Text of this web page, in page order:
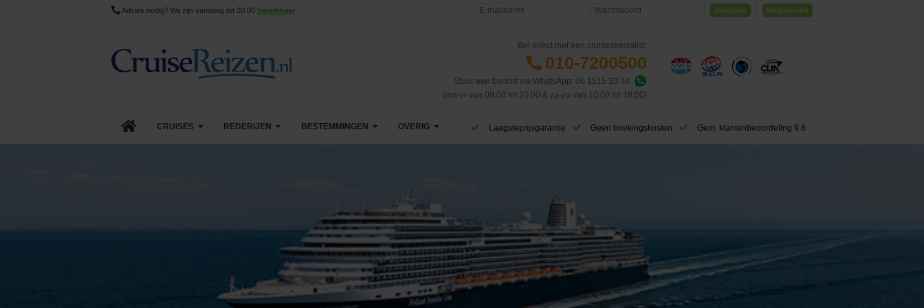
Advies nodig? Wij zijn vandaag tot 20:00 bereikbaar Inloggen Registreren
Bel direct met een cruisespecialist:
010-7200500
Stuur een bericht via WhatsApp: 06 1515 33 44
(ma-vr van 09:00 tot 20:00 & za-zo van 10:00 tot 18:00)
CRUISES REDERIJEN
Celebrity Cruises
Costa Cruises
BESTEMMINGEN
Canarische Eilanden
Caribbean & Midden-Amerika West-Caribbean
Oost-Caribbean
Dubai & Emiraten
OVERIG
Blog
Eerste cruise
Veelgestelde vragen
Laagsteprijsgarantie Geen boekingskosten Gem. klantenbeoordeling 9.8